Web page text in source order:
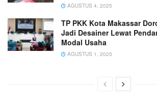
AGUSTUS 4, 2025
TP PKK Kota Makassar
Jadi Desainer Lewat
Modal Usaha
AGUSTUS 1, 2025